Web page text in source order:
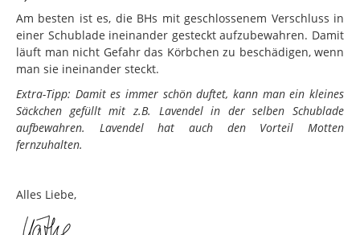
Am besten ist es, die BHs mit geschlossenem Verschluss in
einer Schublade ineinander gesteckt aufzubewahren. Damit
läuft man nicht Gefahr das Körbchen zu beschädigen, wenn
man sie ineinander steckt.
Extra-Tipp: Damit es immer schön duftet, kann man ein kleines
Säckchen gefüllt mit z.B. Lavendel in der selben Schublade
aufbewahren. Lavendel hat auch den Vorteil Motten
fernzuhalten.
Alles Liebe,